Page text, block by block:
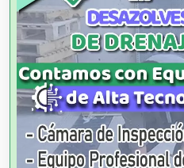
Agua Purificada
Aire Acondicionado